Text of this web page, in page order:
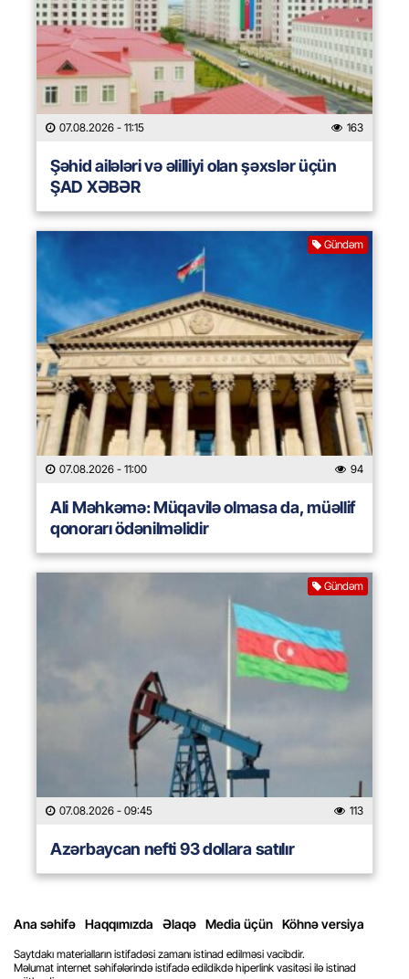
07.08.2026 - 11:15 163
Şəhid ailələri və əlilliyi olan şəxslər üçün
ŞAD XƏBƏR
Gündəm
07.08.2026 - 11:00 94
Ali Məhkəmə: Müqavilə olmasa da, müəllif
qonorarı ödənilməlidir
Gündəm
07.08.2026 - 09:45 113
Azərbaycan nefti 93 dollara satılır
Ana səhifə Haqqımızda Əlaqə Media üçün Köhnə versiya
Saytdakı materialların istifadəsi zamanı istinad edilməsi vacibdir.
Məlumat internet səhifələrində istifadə edildikdə hiperlink vasitəsi ilə istinad